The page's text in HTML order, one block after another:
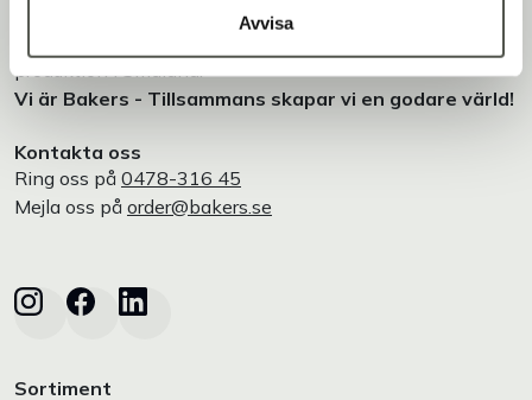
Avvisa
Bakers är en helhetsleverantör av professionell
produktion i Småland.
Vi är Bakers - Tillsammans skapar vi en godare värld!
Kontakta oss
Ring oss på 0478-316 45
Mejla oss på order@bakers.se
Sortiment